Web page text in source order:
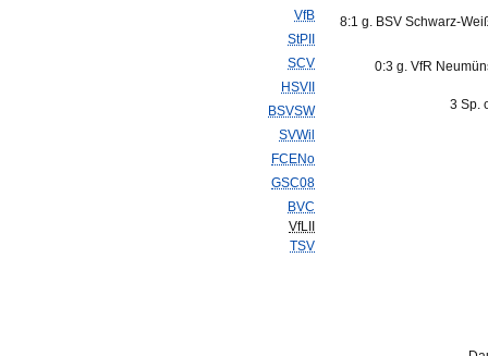
VfB
StPII
SCV
HSVII
BSVSW
SVWil
FCENo
GSC08
BVC
VfLII
TSV
8:1 g. BSV Schwarz-
0:3 g. VfR
3 Sp.